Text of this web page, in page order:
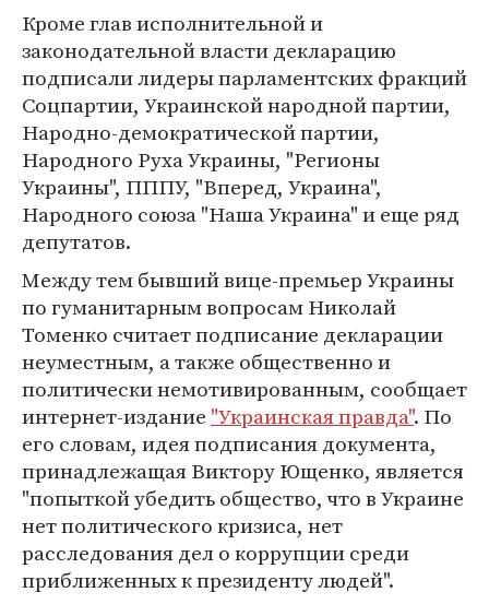
Кроме глав исполнительной и
законодательной власти декларацию
подписали лидеры парламентских фракций
Соцпартии, Украинской народной партии,
Народно-демократической партии,
Народного Руха Украины, "Регионы
Украины", ПППУ, "Вперед, Украина",
Народного союза "Наша Украина" и еще ряд
депутатов.
Между тем бывший вице-премьер Украины
по гуманитарным вопросам Николай
Томенко считает подписание декларации
неуместным, а также общественно и
политически немотивированным, сообщает
интернет-издание "Украинская правда". По
его словам, идея подписания документа,
принадлежащая Виктору Ющенко, является
"попыткой убедить общество, что в Украине
нет политического кризиса, нет
расследования дел о коррупции среди
приближенных к президенту людей".